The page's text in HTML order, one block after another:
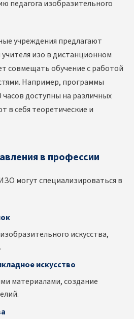
педагога изобразительного
учреждения предлагают
изо в дистанционном
совмещать обучение с работой
Например, программы
доступны на различных
в себя теоретические и
в профессии
могут специализироваться в
искусства,
искусство
материалами, создание